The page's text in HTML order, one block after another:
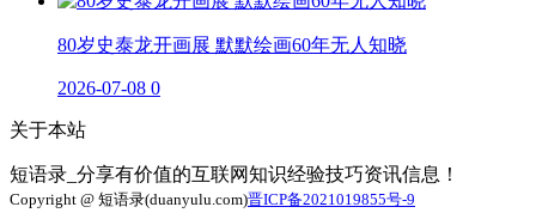
80岁史泰龙开画展 默默绘画60年无人知晓
2026-07-08 0
关于本站
短语录_分享有价值的互联网知识经验技巧资讯信息！
Copyright @ 短语录(duanyulu.com)晋ICP备2021019855号-9